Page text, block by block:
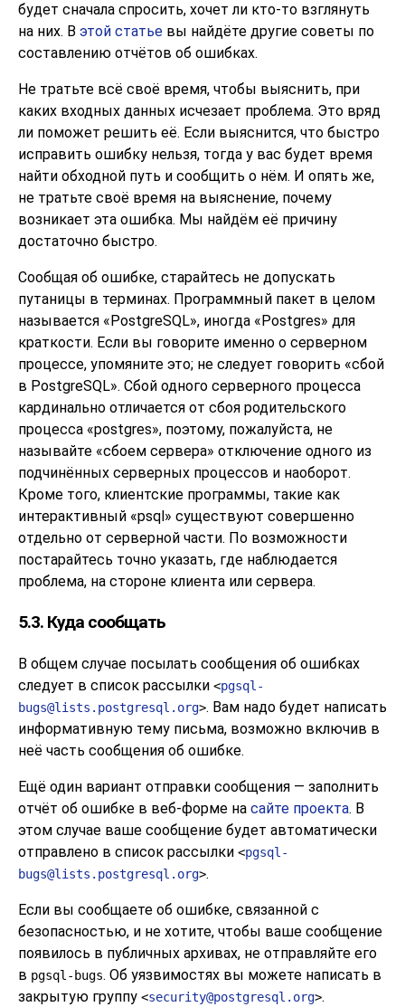
будет сначала спросить, хочет ли кто-то взглянуть
на них. В этой статье вы найдёте другие советы по
составлению отчётов об ошибках.
Не тратьте всё своё время, чтобы выяснить, при
каких входных данных исчезает проблема. Это вряд
ли поможет решить её. Если выяснится, что быстро
исправить ошибку нельзя, тогда у вас будет время
найти обходной путь и сообщить о нём. И опять же,
не тратьте своё время на выяснение, почему
возникает эта ошибка. Мы найдём её причину
достаточно быстро.
Сообщая об ошибке, старайтесь не допускать
путаницы в терминах. Программный пакет в целом
называется « PostgreSQL», иногда « Postgres» для
краткости. Если вы говорите именно о серверном
процессе, упомяните это; не следует говорить «сбой
в PostgreSQL». Сбой одного серверного процесса
кардинально отличается от сбоя родительского
процесса «postgres», поэтому, пожалуйста, не
называйте «сбоем сервера» отключение одного из
подчинённых серверных процессов и наоборот.
Кроме того, клиентские программы, такие как
интерактивный «psql » существуют совершенно
отдельно от серверной части. По возможности
постарайтесь точно указать, где наблюдается
проблема, на стороне клиента или сервера.
5.3. Куда сообщать
В общем случае посылать сообщения об ошибках
следует в список рассылки <pgsql-
bugs@lists.postgresql.org>. Вам надо будет написать
информативную тему письма, возможно включив в
неё часть сообщения об ошибке.
Ещё один вариант отправки сообщения — заполнить
отчёт об ошибке в веб-форме на сайте проекта. В
этом случае ваше сообщение будет автоматически
отправлено в список рассылки <pgsql-
bugs@lists.postgresql.org>.
Если вы сообщаете об ошибке, связанной с
безопасностью, и не хотите, чтобы ваше сообщение
появилось в публичных архивах, не отправляйте его
в pgsql-bugs. Об уязвимостях вы можете написать в
закрытую группу <security@postgresql.org>.